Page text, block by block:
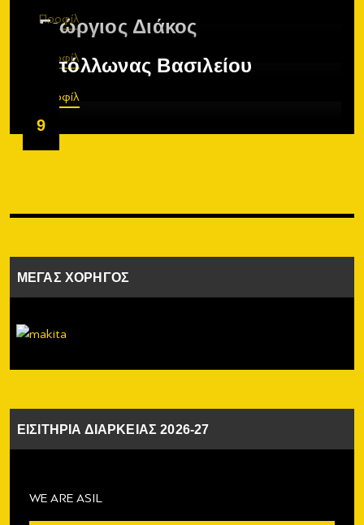
Προφίλ
Γεώργιος Διάκος
Προφίλ
9
Απόλλωνας Βασιλείου
Προφίλ
ΜΕΓΑΣ ΧΟΡΗΓΟΣ
ΕΙΣΙΤΗΡΙΑ ΔΙΑΡΚΕΙΑΣ 2026-27
WE ARE ASIL